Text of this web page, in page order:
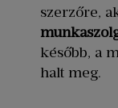
szerzőre,
később, a
halt meg.